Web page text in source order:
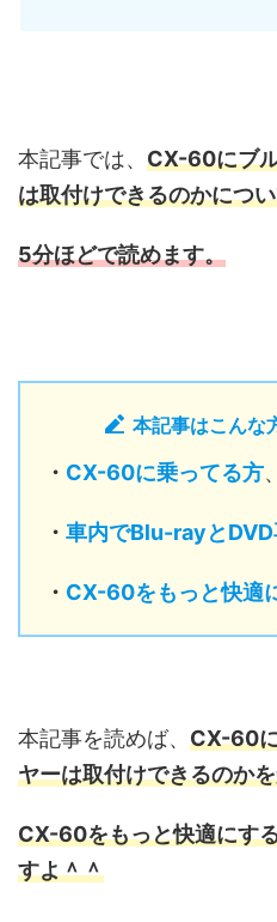
本記事では、 CX-60にブ
は取付けできるのかにつ
5分ほどで読めます。
本記事はこんな
・ CX-60に乗ってる方、
・ 車内でBlu-rayとDVD
・ CX-60をもっと快適
本記事を読めば、 CX-60
ヤーは取付けできるのか
CX-60をもっと快適にす
すよ＾＾